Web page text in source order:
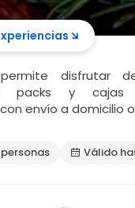
disfrutar
packs y cajas
envío a domicilio
Válido